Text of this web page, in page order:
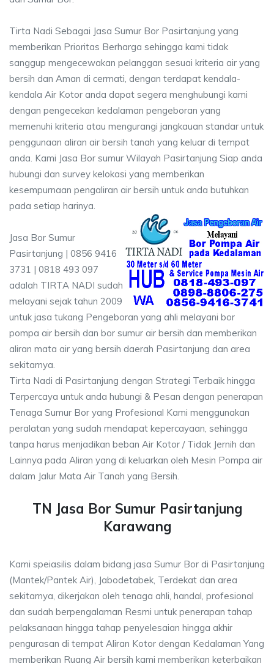
Tirta Nadi Sebagai Jasa Sumur Bor Pasirtanjung yang
memberikan Prioritas Berharga sehingga kami tidak
sanggup mengecewakan pelanggan sesuai kriteria air yang
bersih dan Aman di cermati, dengan terdapat kendala-
kendala Air Kotor anda dapat segera menghubungi kami
dengan pengecekan kedalaman pengeboran yang
memenuhi kriteria atau mengurangi jangkauan standar untuk
penggunaan aliran air bersih tanah yang keluar di tempat
anda. Kami Jasa Bor sumur Wilayah Pasirtanjung Siap anda
hubungi dan survey kelokasi yang memberikan
kesempurnaan pengaliran air bersih untuk anda butuhkan
pada setiap harinya.
Jasa Bor Sumur
Pasirtanjung | 0856 9416
3731 | 0818 493 097
adalah TIRTA NADI sudah
melayani sejak tahun 2009
untuk jasa tukang Pengeboran yang ahli melayani bor
pompa air bersih dan bor sumur air bersih dan memberikan
aliran mata air yang bersih daerah Pasirtanjung dan area
sekitarnya.
Tirta Nadi di Pasirtanjung dengan Strategi Terbaik hingga
Terpercaya untuk anda hubungi & Pesan dengan penerapan
Tenaga Sumur Bor yang Profesional Kami menggunakan
peralatan yang sudah mendapat kepercayaan, sehingga
tanpa harus menjadikan beban Air Kotor / Tidak Jernih dan
Lainnya pada Aliran yang di keluarkan oleh Mesin Pompa air
dalam Jalur Mata Air Tanah yang Bersih.
TN Jasa Bor Sumur Pasirtanjung
Karawang
Kami speiasilis dalam bidang jasa Sumur Bor di Pasirtanjung
(Mantek/Pantek Air), Jabodetabek, Terdekat dan area
sekitarnya, dikerjakan oleh tenaga ahli, handal, profesional
dan sudah berpengalaman Resmi untuk penerapan tahap
pelaksanaan hingga tahap penyelesaian hingga akhir
pengurasan di tempat Aliran Kotor dengan Kedalaman Yang
memberikan Ruang Air bersih kami memberikan keterbaikan